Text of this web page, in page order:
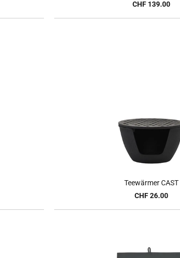
CHF 139.00
Teewärmer CAST
CHF 26.00